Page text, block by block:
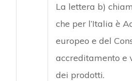
La lettera b)
che per l’Italia è
europeo e del
accreditamento e
dei prodotti.